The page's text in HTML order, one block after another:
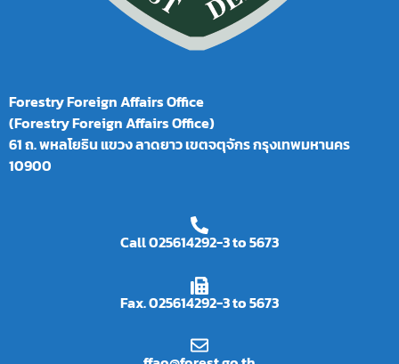
Forestry Foreign Affairs Office
(Forestry Foreign Affairs Office)
61 ถ. พหลโยธิน แขวง ลาดยาว เขตจตุจักร กรุงเทพมหานคร
10900
Call 025614292-3 to 5673
Fax. 025614292-3 to 5673